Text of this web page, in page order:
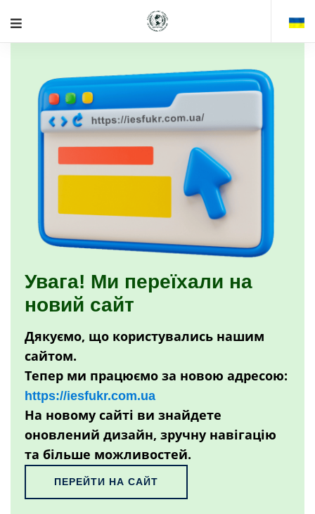
Увага! Ми переїхали на
новий сайт
Дякуємо, що користувались нашим
сайтом.
Тепер ми працюємо за новою адресою:
https://iesfukr.com.ua
На новому сайті ви знайдете
оновлений дизайн, зручну навігацію
та більше можливостей.
ПЕРЕЙТИ НА САЙТ